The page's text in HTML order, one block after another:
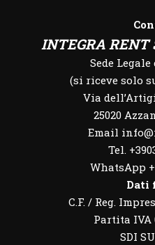
INTEGRA
Sede Legale
(si riceve solo
Via
25020
Email
Tel.
WhatsApp
Dati
C.F. / Reg.
Partita IVA
SDI